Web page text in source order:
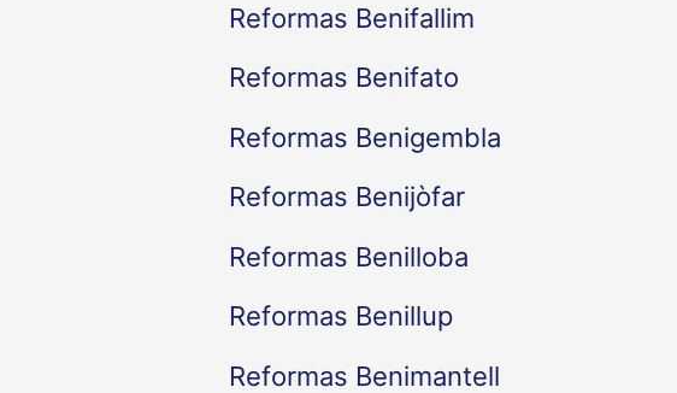
Reformas Benifallim
Reformas Benifato
Reformas Benigembla
Reformas Benijòfar
Reformas Benilloba
Reformas Benillup
Reformas Benimantell